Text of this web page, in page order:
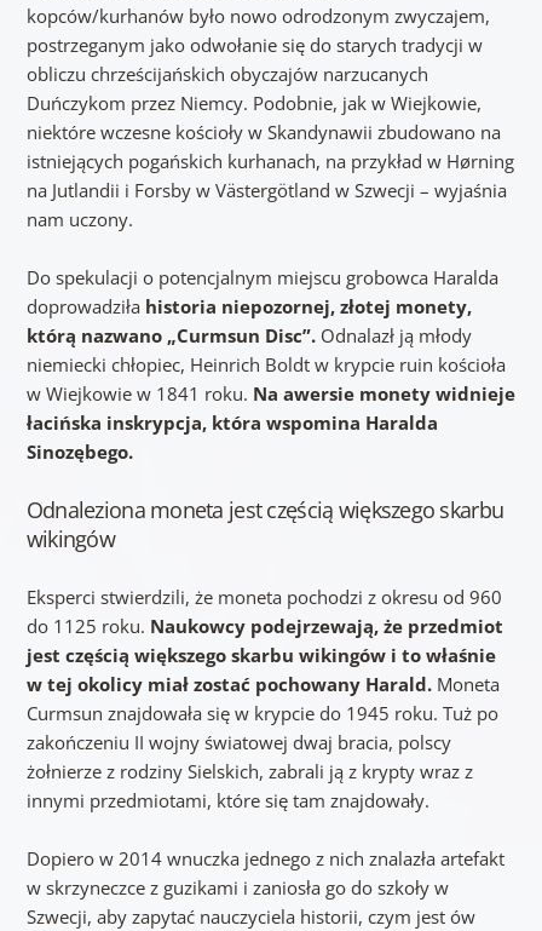
kopców/kurhanów było nowo odrodzonym zwyczajem,
postrzeganym jako odwołanie się do starych tradycji w
obliczu chrześcijańskich obyczajów narzucanych
Duńczykom przez Niemcy. Podobnie, jak w Wiejkowie,
niektóre wczesne kościoły w Skandynawii zbudowano na
istniejących pogańskich kurhanach, na przykład w Hørning
na Jutlandii i Forsby w Västergötland w Szwecji – wyjaśnia
nam uczony.
Do spekulacji o potencjalnym miejscu grobowca Haralda
doprowadziła historia niepozornej, złotej monety,
którą nazwano „Curmsun Disc”.Odnalazł ją młody
niemiecki chłopiec, Heinrich Boldt w krypcie ruin kościoła
w Wiejkowie w 1841 roku. Na awersie monety widnieje
łacińska inskrypcja, która wspomina Haralda
Sinozębego.
Odnaleziona moneta jest częścią większego skarbu
wikingów
Eksperci stwierdzili, że moneta pochodzi z okresu od 960
do 1125 roku. Naukowcy podejrzewają, że przedmiot
jest częścią większego skarbu wikingów i to właśnie
w tej okolicy miał zostać pochowany Harald. Moneta
Curmsun znajdowała się w krypcie do 1945 roku. Tuż po
zakończeniu II wojny światowej dwaj bracia, polscy
żołnierze z rodziny Sielskich, zabrali ją z krypty wraz z
innymi przedmiotami, które się tam znajdowały.
Dopiero w 2014 wnuczka jednego z nich znalazła artefakt
w skrzyneczce z guzikami i zaniosła go do szkoły w
Szwecji, aby zapytać nauczyciela historii, czym jest ów